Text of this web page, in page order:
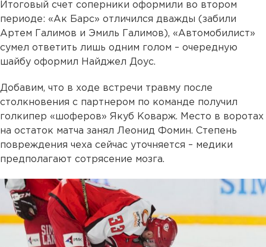
Итоговый счет соперники оформили во втором
периоде: «Ак Барс» отличился дважды (забили
Артем Галимов и Эмиль Галимов), «Автомобилист»
сумел ответить лишь одним голом – очередную
шайбу оформил Найджел Доус.
Добавим, что в ходе встречи травму после
столкновения с партнером по команде получил
голкипер «шоферов» Якуб Коварж. Место в воротах
на остаток матча занял Леонид Фомин. Степень
повреждения чеха сейчас уточняется – медики
предполагают сотрясение мозга.